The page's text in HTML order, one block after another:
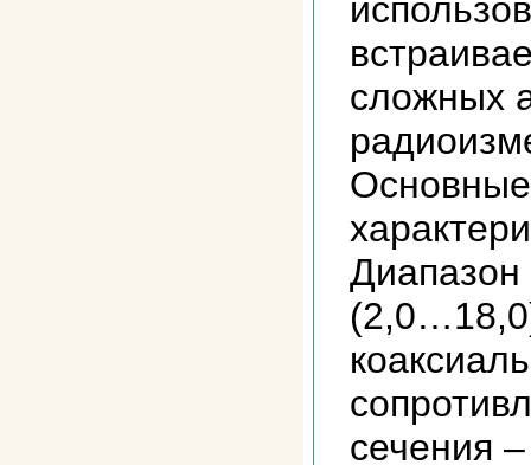
сложных
Основные
Диапазон
сечения